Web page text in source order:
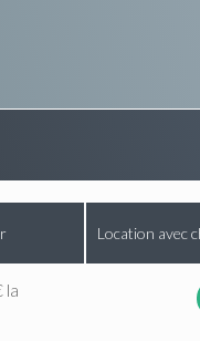
Location avec
la